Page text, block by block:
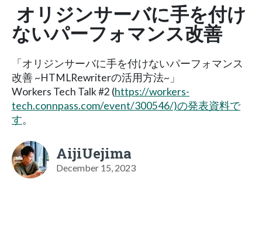
オリジンサーバに手を付け
ないパーフォマンス改善
「オリジンサーバに手を付けないパーフォマンス
改善 ~HTMLRewriterの活用方法~」
Workers Tech Talk #2 (https://workers-
tech.connpass.com/event/300546/)の発表資料で
す。
AijiUejima
December 15, 2023